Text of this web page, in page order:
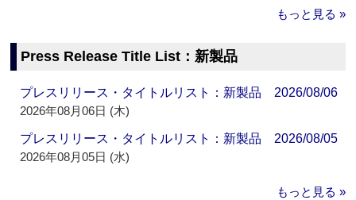
もっと見る »
Press Release Title List：新製品
プレスリリース・タイトルリスト：新製品 2026/08/06
2026年08月06日 (木)
プレスリリース・タイトルリスト：新製品 2026/08/05
2026年08月05日 (水)
もっと見る »